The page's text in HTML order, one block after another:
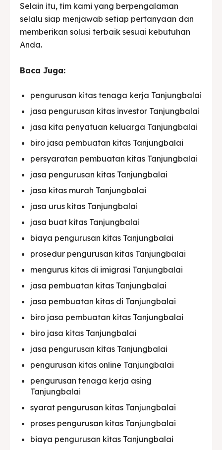
Selain itu, tim kami yang berpengalaman
selalu siap menjawab setiap pertanyaan dan
memberikan solusi terbaik sesuai kebutuhan
Anda.
Baca Juga:
pengurusan kitas tenaga kerja Tanjungbalai
jasa pengurusan kitas investor Tanjungbalai
jasa kita penyatuan keluarga Tanjungbalai
biro jasa pembuatan kitas Tanjungbalai
persyaratan pembuatan kitas Tanjungbalai
jasa pengurusan kitas Tanjungbalai
jasa kitas murah Tanjungbalai
jasa urus kitas Tanjungbalai
jasa buat kitas Tanjungbalai
biaya pengurusan kitas Tanjungbalai
prosedur pengurusan kitas Tanjungbalai
mengurus kitas di imigrasi Tanjungbalai
jasa pembuatan kitas Tanjungbalai
jasa pembuatan kitas di Tanjungbalai
biro jasa pembuatan kitas Tanjungbalai
biro jasa kitas Tanjungbalai
jasa pengurusan kitas Tanjungbalai
pengurusan kitas online Tanjungbalai
pengurusan tenaga kerja asing
Tanjungbalai
syarat pengurusan kitas Tanjungbalai
proses pengurusan kitas Tanjungbalai
biaya pengurusan kitas Tanjungbalai